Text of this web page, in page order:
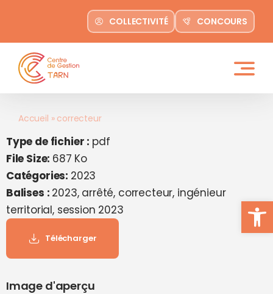
Ouvrir
contenu
COLLECTIVITÉ CONCOURS
Accueil » correcteur
Type de fichier : pdf
File Size: 687 Ko
Catégories: 2023
Balises : 2023, arrêté, correcteur, ingénieur
territorial, session 2023
Télécharger
Image d'aperçu